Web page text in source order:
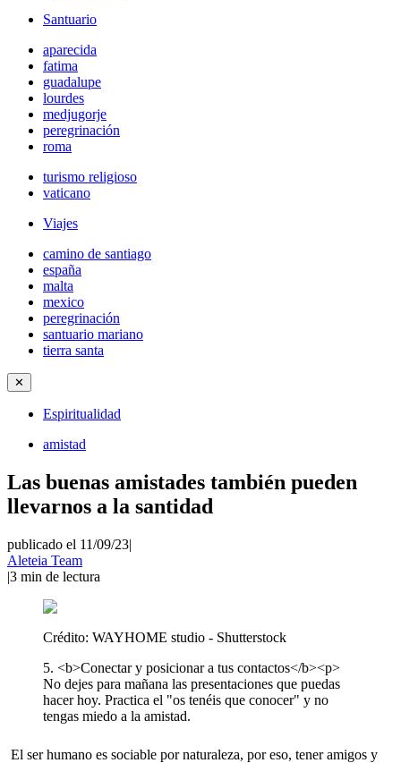
Santuario
aparecida
fatima
guadalupe
lourdes
medjugorje
peregrinación
roma
turismo religioso
vaticano
Viajes
camino de santiago
españa
malta
mexico
peregrinación
santuario mariano
tierra santa
✕
Espiritualidad
amistad
Las buenas amistades también pueden
llevarnos a la santidad
publicado el 11/09/23|
Aleteia Team
|3 min de lectura
Crédito: WAYHOME studio - Shutterstock
5. <b>Conectar y posicionar a tus contactos</b><p>
No dejes para mañana las presentaciones que puedas
hacer hoy. Practica el "os tenéis que conocer" y no
tengas miedo a la amistad.
El ser humano es sociable por naturaleza, por eso, tener amigos y